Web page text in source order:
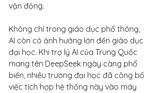
vận động.
Không chỉ trong giáo dục phổ thông,
AI còn có ảnh hưởng lớn đến giáo dục
đại học. Khi trợ lý AI của Trung Quốc
mang tên DeepSeek ngày càng phổ
biến, nhiều trường đại học đã công bố
việc tích hợp hệ thống này vào máy